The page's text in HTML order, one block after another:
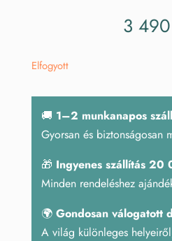
3 490
Elfogyott
🚚 1–2 munkanapos
Gyorsan és biztonságosan
🎁 Ingyenes szállítás 20
Minden rendeléshez
🌍 Gondosan válogatott
A világ különleges